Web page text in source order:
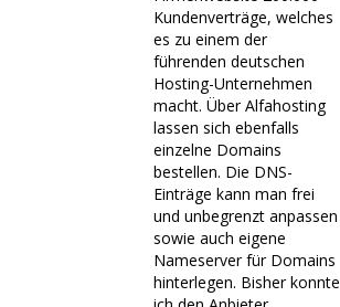
Kundenverträge, welches
es zu einem der
führenden deutschen
Hosting-Unternehmen
macht. Über Alfahosting
lassen sich ebenfalls
einzelne Domains
bestellen. Die DNS-
Einträge kann man frei
und unbegrenzt anpassen
sowie auch eigene
Nameserver für Domains
hinterlegen. Bisher konnte